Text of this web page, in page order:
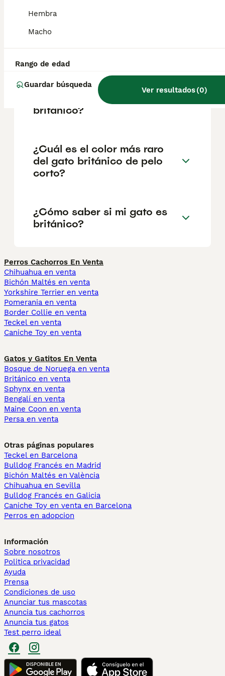
Hembra
Macho
Rango de edad
Guardar búsqueda
Ver resultados(0)
geográfica. Es fundamental acudir a
salud y el bienestar de los animales.
decisión.
¿Qué precio tiene un gato
británico?
¿Cuál es el color más raro
del gato británico de pelo
corto?
¿Cómo saber si mi gato es
británico?
Perros Cachorros En Venta
Chihuahua en venta
Bichón Maltés en venta
Yorkshire Terrier en venta
Pomerania en venta
Border Collie en venta
Teckel en venta
Caniche Toy en venta
Gatos y Gatitos En Venta
Bosque de Noruega en venta
Británico en venta
Sphynx en venta
Bengalí en venta
Maine Coon en venta
Persa en venta
Otras páginas populares
Teckel en Barcelona
Bulldog Francés en Madrid
Bichón Maltés en València
Chihuahua en Sevilla
Bulldog Francés en Galicia
Caniche Toy en venta en Barcelona
Perros en adopcion
Información
Sobre nosotros
Politica privacidad
Ayuda
Prensa
Condiciones de uso
Anunciar tus mascotas
Anuncia tus cachorros
Anuncia tus gatos
Test perro ideal